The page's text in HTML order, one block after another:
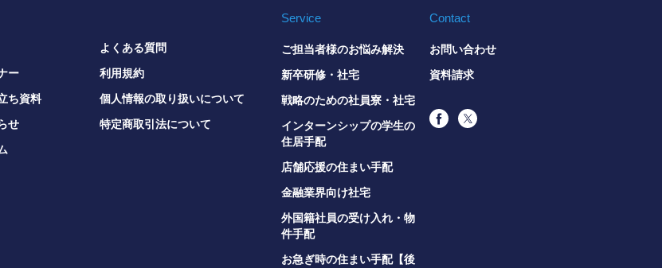
ー
ち資料
せ
よくある質問
利用規約
個人情報の取り扱いについて
特定商取引法について
Service
ご担当者様のお悩み解決
新卒研修・社宅
戦略のための社員寮・社宅
インターンシップの学生の
住居手配
店舗応援の住まい手配
金融業界向け社宅
外国籍社員の受け入れ・物
件手配
お急ぎ時の住まい手配【後
Contact
お問い合わせ
資料請求